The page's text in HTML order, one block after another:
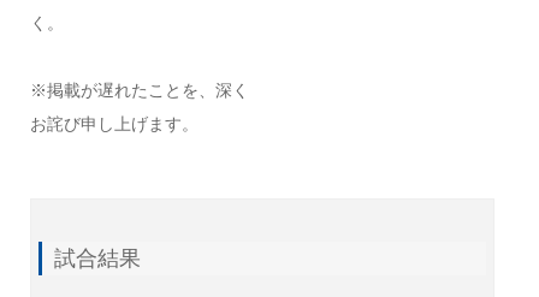
く。
※掲載が遅れたことを、深く
お詫び申し上げます。
試合結果